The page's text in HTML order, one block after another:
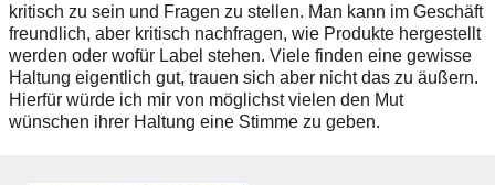
kritisch zu sein und Fragen zu stellen. Man kann im Geschäft
freundlich, aber kritisch nachfragen, wie Produkte hergestellt
werden oder wofür Label stehen. Viele finden eine gewisse
Haltung eigentlich gut, trauen sich aber nicht das zu äußern.
Hierfür würde ich mir von möglichst vielen den Mut
wünschen ihrer Haltung eine Stimme zu geben.